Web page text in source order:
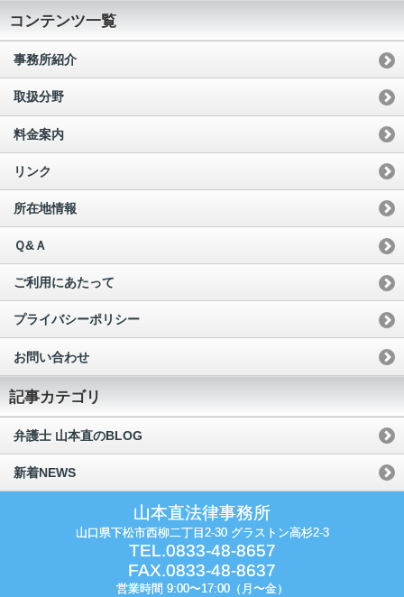
コンテンツ一覧
事務所紹介
取扱分野
料金案内
リンク
所在地情報
Ｑ&Ａ
ご利用にあたって
プライバシーポリシー
お問い合わせ
記事カテゴリ
弁護士 山本直のBLOG
新着NEWS
山本直法律事務所
山口県下松市西柳二丁目2-30 グラストン高杉2-3
TEL.0833-48-8657
FAX.0833-48-8637
営業時間 9:00〜17:00（月〜金）